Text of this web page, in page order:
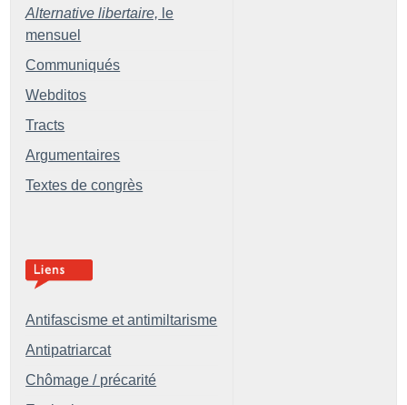
Alternative libertaire, le
mensuel
Communiqués
Webditos
Tracts
Argumentaires
Textes de congrès
Antifascisme et antimiltarisme
Antipatriarcat
Chômage / précarité